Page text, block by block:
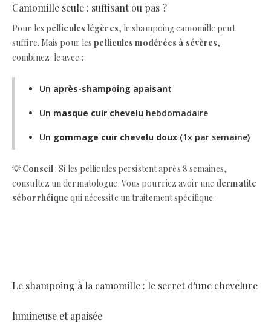
Camomille seule : suffisant ou pas ?
Pour les pellicules légères, le shampoing camomille peut
suffire. Mais pour lespellicules modérées à sévères,
combinez-le avec :
Un après-shampoing apaisant
Un masque cuir chevelu hebdomadaire
Un gommage cuir chevelu doux (1x par semaine)
💡 Conseil : Si les pellicules persistent après 8 semaines,
consultez un dermatologue. Vous pourriez avoir une dermatite
séborrhéique qui nécessite un traitement spécifique.
Le shampoing à la camomille : le secret d'une chevelure
lumineuse et apaisée